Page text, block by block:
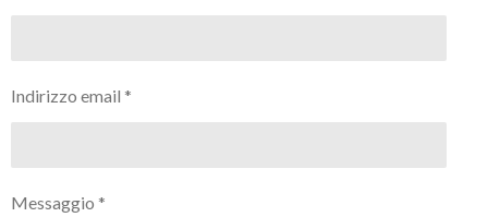
Indirizzo email *
Messaggio *